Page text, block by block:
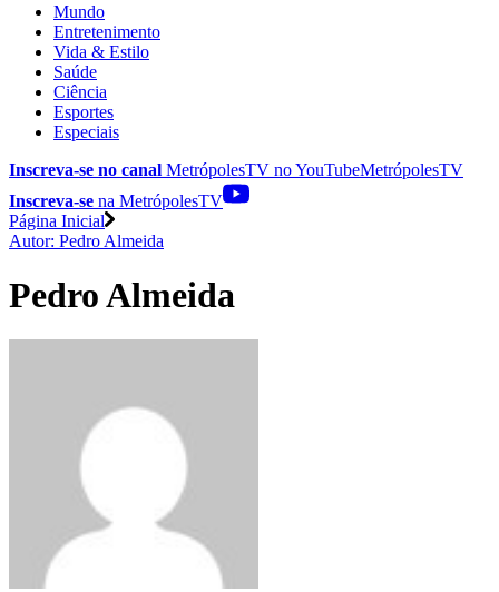
Mundo
Entretenimento
Vida & Estilo
Saúde
Ciência
Esportes
Especiais
Inscreva-se no canal MetrópolesTV noYouTubeMetrópolesTV
Inscreva-se na MetrópolesTV
Página Inicial
Autor: Pedro Almeida
Pedro Almeida